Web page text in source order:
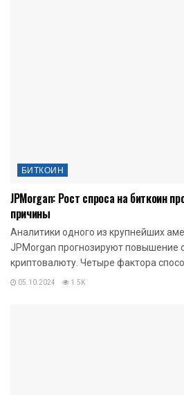
БИТКОИН
JPMorgan: Рост спроса на биткоин
причины
Аналитики одного из крупнейших
JPMorgan прогнозируют повышение
криптовалюту. Четыре фактора
05.10.2024 1.5K